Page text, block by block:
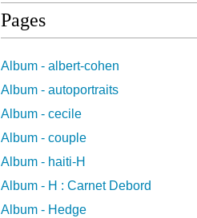
Pages
Album - albert-cohen
Album - autoportraits
Album - cecile
Album - couple
Album - haiti-H
Album - H : Carnet Debord
Album - Hedge